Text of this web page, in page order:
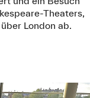
Theaters,
London ab.